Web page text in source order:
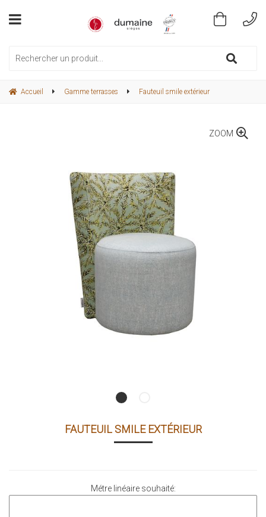
Accueil Gamme terrasses Fauteuil smile extérieur
ZOOM
FAUTEUIL SMILE EXTÉRIEUR
Métre linéaire souhaité: